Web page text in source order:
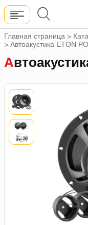
Главная страница >
> Автоакустика ETON